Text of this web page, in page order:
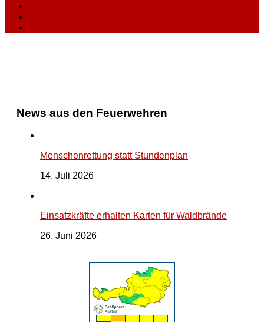
News aus den Feuerwehren
Menschenrettung statt Stundenplan
14. Juli 2026
Einsatzkräfte erhalten Karten für Waldbrände
26. Juni 2026